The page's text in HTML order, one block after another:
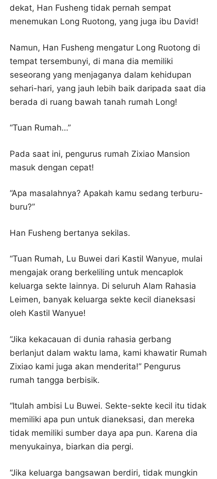
dekat, Han Fusheng tidak pernah sempat
menemukan Long Ruotong, yang juga ibu David!
Namun, Han Fusheng mengatur Long Ruotong di
tempat tersembunyi, di mana dia memiliki
seseorang yang menjaganya dalam kehidupan
sehari-hari, yang jauh lebih baik daripada saat dia
berada di ruang bawah tanah rumah Long!
“Tuan Rumah…”
Pada saat ini, pengurus rumah Zixiao Mansion
masuk dengan cepat!
“Apa masalahnya? Apakah kamu sedang terburu-
buru?”
Han Fusheng bertanya sekilas.
“Tuan Rumah, Lu Buwei dari Kastil Wanyue, mulai
mengajak orang berkeliling untuk mencaplok
keluarga sekte lainnya. Di seluruh Alam Rahasia
Leimen, banyak keluarga sekte kecil dianeksasi
oleh Kastil Wanyue!
“Jika kekacauan di dunia rahasia gerbang
berlanjut dalam waktu lama, kami khawatir Rumah
Zixiao kami juga akan menderita!” Pengurus
rumah tangga berbisik.
“Itulah ambisi Lu Buwei. Sekte-sekte kecil itu tidak
memiliki apa pun untuk dianeksasi, dan mereka
tidak memiliki sumber daya apa pun. Karena dia
menyukainya, biarkan dia pergi.
“Jika keluarga bangsawan berdiri, tidak mungkin